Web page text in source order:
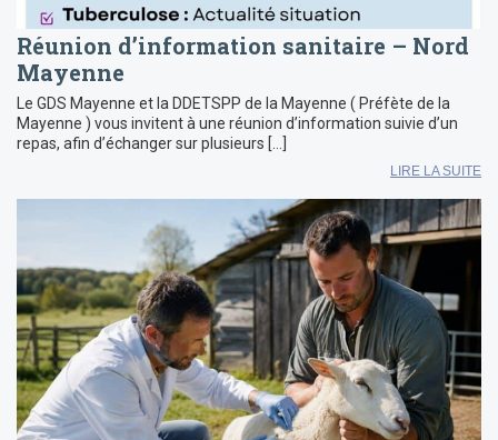
Réunion d’information sanitaire – Nord
Mayenne
Le GDS Mayenne et la DDETSPP de la Mayenne ( Préfète de la
Mayenne ) vous invitent à une réunion d’information suivie d’un
repas, afin d’échanger sur plusieurs […]
LIRE LA SUITE